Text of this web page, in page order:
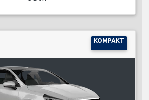
KOMPAKT